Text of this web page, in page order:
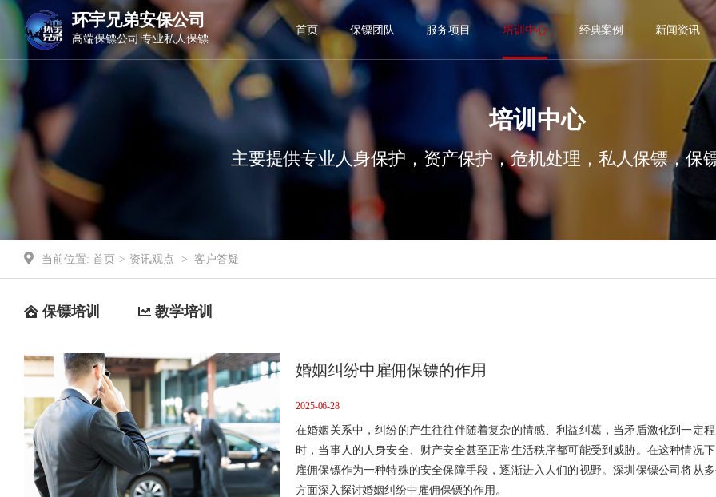
环宇兄弟安保公司
高端保镖公司 专业私人保镖
环宇兄弟安保公司
专业商务保镖 国际保镖公司
首页 保镖团队 服务项目 培训中心 经典案例 新闻资讯
培训中心
主要提供专业人身保护，资产保护，危机处理，私人保镖，保
当前位置: 首页 > 资讯观点 > 客户答疑
保镖培训 教学培训
婚姻纠纷中雇佣保镖的作用
2025-06-28
在婚姻关系中，纠纷的产生往往伴随着复杂的情感、利益纠葛，当矛盾激化到一定
时，当事人的人身安全、财产安全甚至正常生活秩序都可能受到威胁。在这种情况下
雇佣保镖作为一种特殊的安全保障手段，逐渐进入人们的视野。深圳保镖公司将从
方面深入探讨婚姻纠纷中雇佣保镖的作用。​